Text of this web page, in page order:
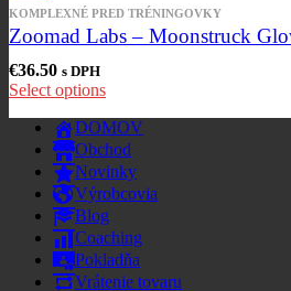
KOMPLEXNÉ PRED TRÉNINGOVKY
Zoomad Labs – Moonstruck
€36.50 s DPH
Select options
DOMOV
Obchod
Novinky
Výrobcovia
Blog
Coaching
Pokladňa
Vrátenie tovaru